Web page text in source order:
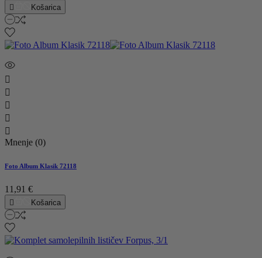
 Košarica





Mnenje (0)
Foto Album Klasik 72118
11,91 €
 Košarica